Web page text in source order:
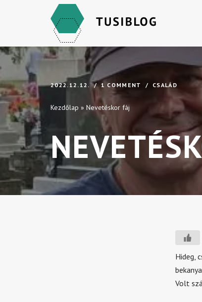
content
2022.12.12. 1 COMMENT CSALÁD
Kezdőlap » Nevetéskor fáj
Hideg,
Volt